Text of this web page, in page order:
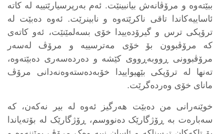
ببێتەوە و مرۆڤانەش بیانبینێت. ئەم بەرپرسیارێتییە لە کاتە
ئاساییەکاندا تاقی ناکرێتەوە و نابینرێت. ئەوە دەبێت لە
ترۆپکی ترس و گیرۆدەییدا خۆی بسەلمێنێت، ئەو کاتەی
کە مرۆڤبوون بۆ خۆی مەترسییە و مرۆڤ لەسەر
مرۆڤبوونی ڕووبەڕووی کێشە و دەردەسەری دەبێتەوە،
تەنها لە ترۆپکی بێهیواییدا خۆبەدەستەوەنەدانی مرۆڤ
مانای خۆی وەردەگرێت.
خوێنەرانی من دەبێت هەرگیز ئەوە لە بیر نەکەن، کە
سەبارەت بە ڕۆژگارێک دەنووسم، ڕۆژگارێک لە بۆتەیاندا